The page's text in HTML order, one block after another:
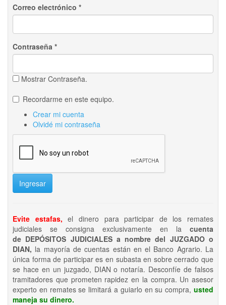
Correo electrónico *
Contraseña *
Mostrar Contraseña.
Recordarme en este equipo.
Crear mi cuenta
Olvidé mi contraseña
Ingresar
Evite estafas, el dinero para participar de los remates
judiciales se consigna exclusivamente en la cuenta
de DEPÓSITOS JUDICIALES a nombre del JUZGADO o
DIAN, la mayoría de cuentas están en el Banco Agrario. La
única forma de participar es en subasta en sobre cerrado que
se hace en un juzgado, DIAN o notaría. Desconfíe de falsos
tramitadores que prometen rapidez en la compra. Un asesor
experto en remates se limitará a guiarlo en su compra, usted
maneja su dinero.